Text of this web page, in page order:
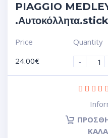
PIAGGIO
Price
24.00€
Quantity
-